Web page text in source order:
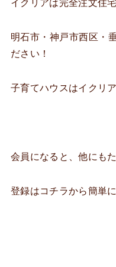
イクリアは完全注文住宅
明石市・神戸市西区・
ださい！
子育てハウスはイクリ
会員になると、他にも
登録はコチラから簡単